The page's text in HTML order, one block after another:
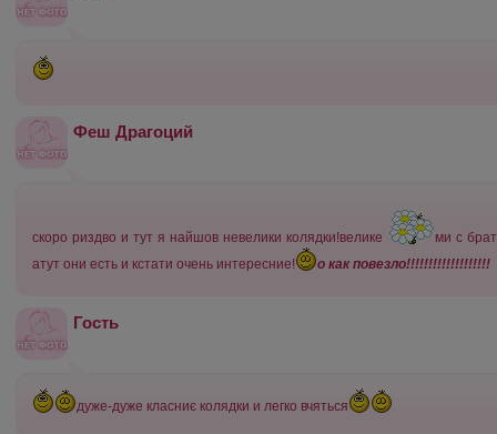
Феш Драгоций
скоро риздво и тут я найшов невелики колядки!велике
ми с
атут они есть и кстати очень интересние!
о как повезло!!!!!!!!!!!!!!!!!!!
Гость
дуже-дуже класниє колядки и легко вчяться